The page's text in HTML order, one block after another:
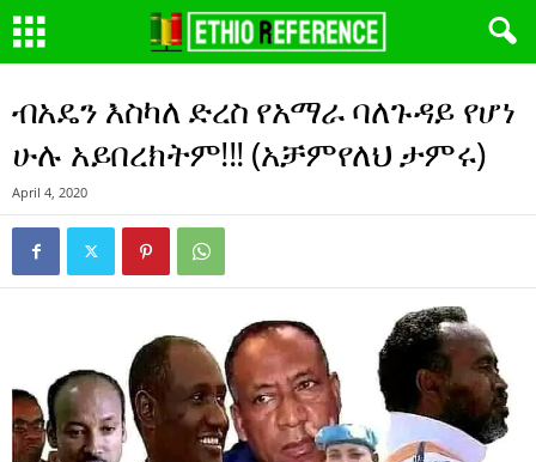
ብአዴን እስካለ ድረስ የአማራ ባለጉዳይ የሆነ
ሁሉ አይበረክትም!!! (አቻምየለህ ታምሩ)
April 4, 2020